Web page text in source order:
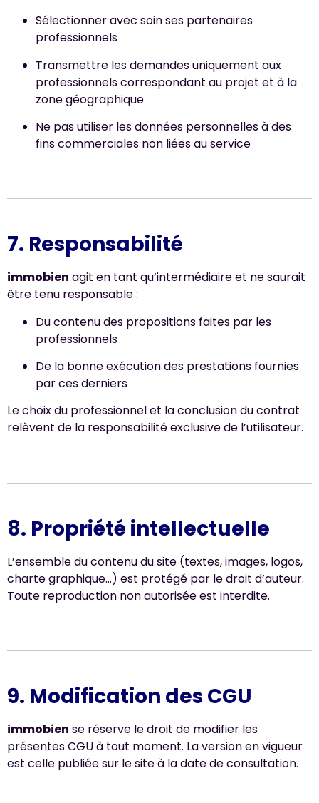
Sélectionner avec soin ses partenaires
professionnels
Transmettre les demandes uniquement aux
professionnels correspondant au projet et à la
zone géographique
Ne pas utiliser les données personnelles à des
fins commerciales non liées au service
7. Responsabilité
immobien agit en tant qu’intermédiaire et ne saurait
être tenu responsable :
Du contenu des propositions faites par les
professionnels
De la bonne exécution des prestations fournies
par ces derniers
Le choix du professionnel et la conclusion du contrat
relèvent de la responsabilité exclusive de l’utilisateur.
8. Propriété intellectuelle
L’ensemble du contenu du site (textes, images, logos,
charte graphique…) est protégé par le droit d’auteur.
Toute reproduction non autorisée est interdite.
9. Modification des CGU
immobien se réserve le droit de modifier les
présentes CGU à tout moment. La version en vigueur
est celle publiée sur le site à la date de consultation.